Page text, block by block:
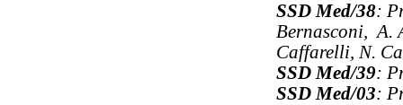
SSD Med/38:
Bernasconi, A.
Caffarelli, N.
SSD Med/39:
SSD Med/03: